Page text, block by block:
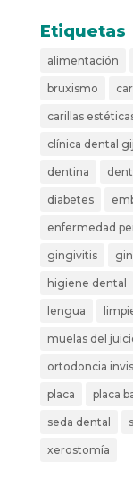
Etiquetas
alimentación
bruxismo
carillas
clínica dental
dentina
diabetes
enfermedad
gingivitis
higiene dental
lengua
muelas del
ortodoncia
placa placa
seda dental
xerostomía